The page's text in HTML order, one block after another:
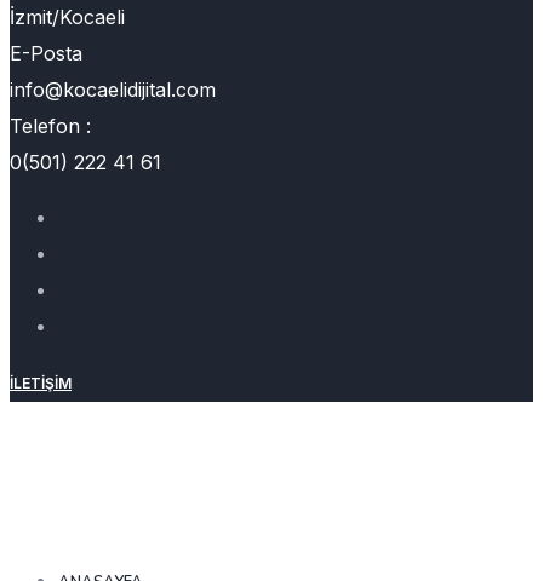
İzmit/Kocaeli
E-Posta
info@kocaelidijital.com
Telefon :
0(501) 222 41 61
İLETIŞIM